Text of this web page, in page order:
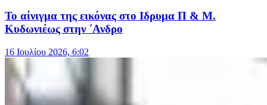
Το αίνιγμα της εικόνας στο Ιδρυμα Π & Μ.
Κυδωνιέως στην ΄Ανδρο
16 Ιουλίου 2026, 6:02